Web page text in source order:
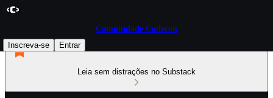
Comunidade Codecon
Inscreva-se
Entrar
Leia sem distrações no Substack